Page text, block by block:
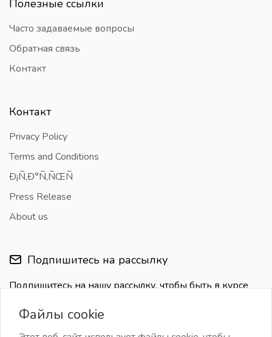
Полезные ссылки
Часто задаваемые вопросы
Обратная связь
Контакт
Контакт
Privacy Policy
Terms and Conditions
Ð¡Ñ‚Ð°Ñ‚ÑŒÑ
Press Release
About us
Подпишитесь на рассылку
Подпишитесь на нашу рассылку, чтобы быть в курсе
Файлы cookie